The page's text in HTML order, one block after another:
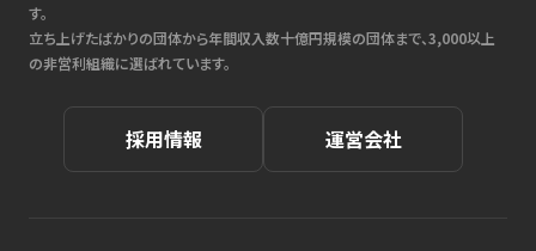
す。
立ち上げたばかりの団体から年間収入数十億円規模の団体まで、3,000以上
の非営利組織に選ばれています。
採用情報 運営会社